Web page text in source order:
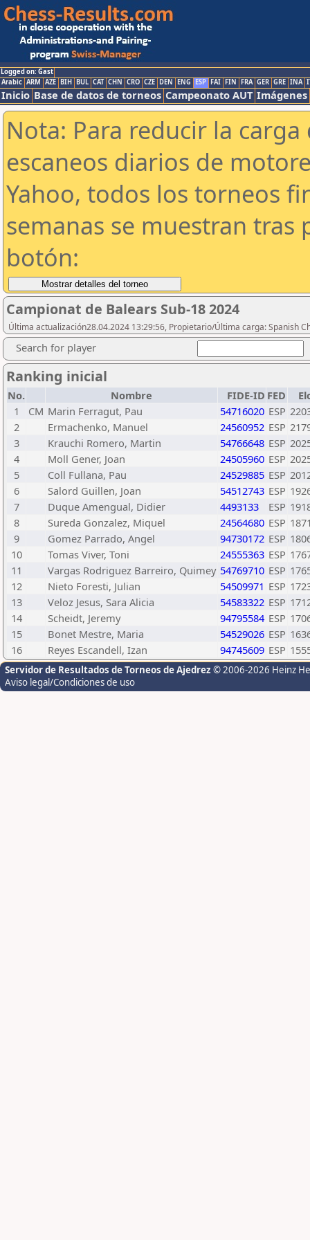
Logged on: Gast
Arabic ARM AZE BIH BUL CAT CHN CRO CZE DEN ENG ESP FAI FIN FRA GER GRE INA
Inicio Base de datos de torneos Campeonato AUT Imágenes
Nota: Para reducir la
escaneos diarios de
Yahoo, todos los torneos
semanas se muestran tras
botón:
Campionat de Balears Sub-18 2024
Última actualización28.04.2024 13:29:56, Propietario/Última carga: Spanish
Search for player
Ranking inicial
No. Nombre FIDE-ID FED
1
CM Marin Ferragut, Pau 54716020 ESP
2
Ermachenko, Manuel 24560952 ESP
3
Krauchi Romero, Martin 54766648 ESP
4
Moll Gener, Joan 24505960 ESP
5
Coll Fullana, Pau 24529885 ESP
6
Salord Guillen, Joan 54512743 ESP
7
Duque Amengual, Didier 4493133 ESP
8
Sureda Gonzalez, Miquel 24564680 ESP
9
Gomez Parrado, Angel 94730172 ESP
10
Tomas Viver, Toni 24555363 ESP
11
Vargas Rodriguez Barreiro, Quimey 54769710 ESP
12
Nieto Foresti, Julian 54509971 ESP
13
Veloz Jesus, Sara Alicia 54583322 ESP
14
Scheidt, Jeremy 94795584 ESP
15
Bonet Mestre, Maria 54529026 ESP
16
Reyes Escandell, Izan 94745609 ESP
Servidor de Resultados de Torneos de Ajedrez © 2006-2026 Heinz
Aviso legal/Condiciones de uso